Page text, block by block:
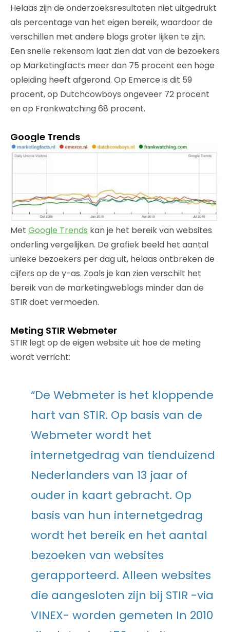
Helaas zijn de onderzoeksresultaten niet uitgedrukt
als percentage van het eigen bereik, waardoor de
verschillen met andere blogs groter lijken te zijn.
Een snelle rekensom laat zien dat van de bezoekers
op Marketingfacts meer dan 75 procent een hoge
opleiding heeft afgerond. Op Emerce is dit 59
procent, op Dutchcowboys ongeveer 72 procent
en op Frankwatching 68 procent.
Google Trends
Met Google Trends kan je het bereik van websites
onderling vergelijken. De grafiek beeld het aantal
unieke bezoekers per dag uit, helaas ontbreken de
cijfers op de y-as. Zoals je kan zien verschilt het
bereik van de marketingweblogs minder dan de
STIR doet vermoeden.
Meting STIR Webmeter
STIR legt op de eigen website uit hoe de meting
wordt verricht:
“De Webmeter is het kloppende
hart van STIR. Op basis van de
Webmeter wordt het
internetgedrag van tienduizend
Nederlanders van 13 jaar of
ouder in kaart gebracht. Op
basis van hun internetgedrag
wordt het bereik en het aantal
bezoeken van websites
gerapporteerd. Alleen websites
die aangesloten zijn bij STIR -via
VINEX- worden gemeten In 2010